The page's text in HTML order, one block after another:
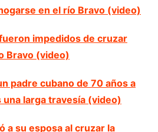
en el río Bravo (video)
impedidos de cruzar
Bravo (video)
padre cubano de 70 años a
una larga travesía (video)
a su esposa al cruzar la